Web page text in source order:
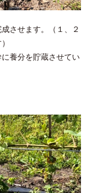
させます。（１、２
養分を貯蔵させてい